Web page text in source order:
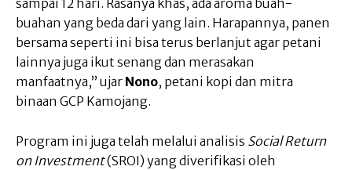
sampai 12 hari. Rasanya khas, ada aroma buah-
buahan yang beda dari yang lain. Harapannya, panen
bersama seperti ini bisa terus berlanjut agar petani
lainnya juga ikut senang dan merasakan
manfaatnya,” ujar Nono, petani kopi dan mitra
binaan GCP Kamojang.
Program ini juga telah melalui analisis Social Return
on Investment(SROI) yang diverifikasi oleh